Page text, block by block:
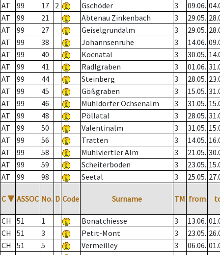
AT
99 17 2 Gschöder 3 09.06.
AT
99 21 Abtenau Zinkenbach 3 29.05.
AT
99 27 Geiselgrundalm 3 29.05.
AT
99 38 Johannsenruhe 3 14.06.
AT
99 40 Kocnatal 3 30.05.
AT
99 41 Radlgraben 3 01.06.
AT
99 44 Steinberg 3 28.05.
AT
99 45 Gößgraben 3 15.05.
AT
99 46 Mühldorfer Ochsenalm 3 31.05.
AT
99 48 Pöllatal 3 28.05.
AT
99 50 Valentinalm 3 31.05.
AT
99 56 Tratten 3 14.05.
AT
99 58 Mühlviertler Alm 3 21.05.
AT
99 59 Scheiterboden 3 23.05.
AT
99 98 Seetal 3 25.05.
C ▼ ASSOC No. D Code Surname TM from
CH 51 1 Bonatchiesse 3 13.06.
CH
51 3 Petit-Mont 3 23.05.
CH
51 5 Vermeilley 3 06.06.